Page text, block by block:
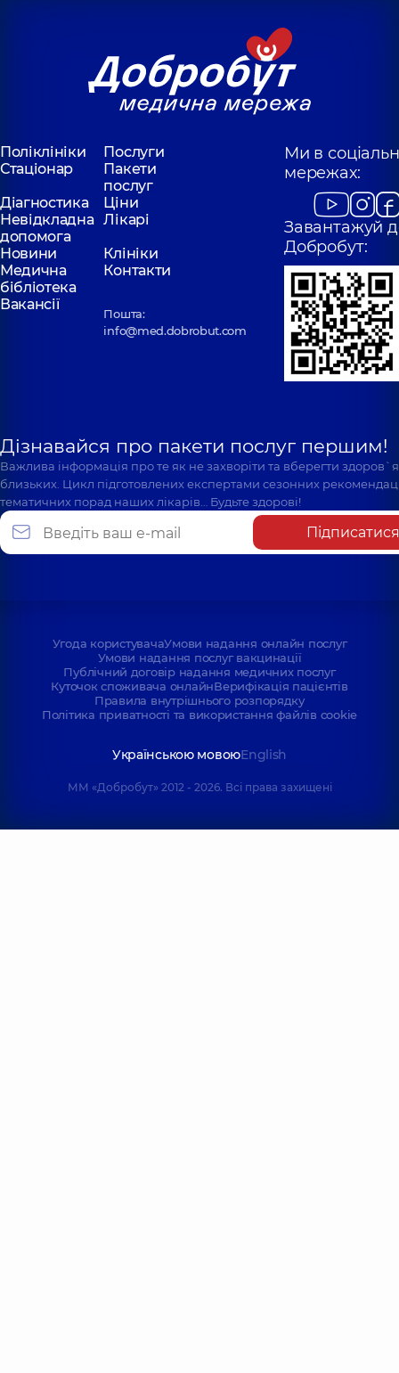
Поліклініки
Послуги
Стаціонар
Пакети
послуг
Діагностика
Ціни
Невідкладна
допомога
Лікарі
Новини
Клініки
Медична
бібліотека
Контакти
Вакансії
Пошта:
info@med.dobrobut.com
Ми в
мережах:
Завантажуй
Добробут:
Дізнавайся про пакети послуг першим!
Важлива інформація про те як не захворіти та вберегти
близьких. Цикл підготовлених експертами сезонних
тематичних порад наших лікарів… Будьте здорові!
Підписатися
Угода користувачаУмови надання онлайн послуг
Умови надання послуг вакцинації
Публічний договір надання медичних послуг
Куточок споживача онлайнВерифікація пацієнтів
Правила внутрішнього розпорядку
Політика приватності та використання файлів cookie
Українською мовоюEnglish
ММ «Добробут» 2012 - 2026. Всі права захищені